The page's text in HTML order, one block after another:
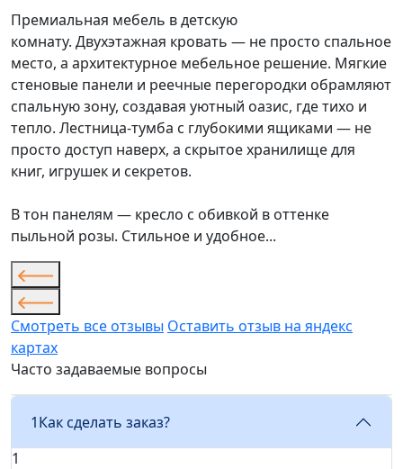
Премиальная мебель в детскую
комнату. Двухэтажная кровать — не просто спальное
место, а архитектурное мебельное решение. Мягкие
стеновые панели и реечные перегородки обрамляют
спальную зону, создавая уютный оазис, где тихо и
тепло. Лестница-тумба с глубокими ящиками — не
просто доступ наверх, а скрытое хранилище для
книг, игрушек и секретов.
В тон панелям — кресло с обивкой в оттенке
пыльной розы. Стильное и удобное...
Смотреть все отзывы Оставить отзыв на яндекс
картах
Часто задаваемые вопросы
1Как сделать заказ?
1